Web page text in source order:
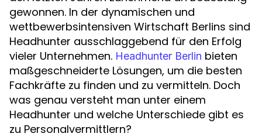
gewonnen. In der dynamischen und
wettbewerbsintensiven Wirtschaft Berlins sind
Headhunter ausschlaggebend für den Erfolg
vieler Unternehmen. Headhunter Berlin bieten
maßgeschneiderte Lösungen, um die besten
Fachkräfte zu finden und zu vermitteln. Doch
was genau versteht man unter einem
Headhunter und welche Unterschiede gibt es
zu Personalvermittlern?